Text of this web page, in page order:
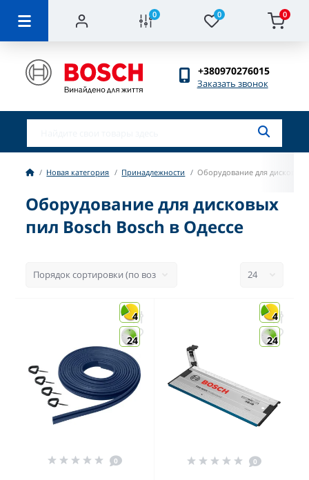
0 0 0
+380970276015
Заказать звонок
Новая категория Принадлежности Оборудование для дисковых
Оборудование для дисковых
пил Bosch Bosch в Одессе
4
24
0
4
24
0